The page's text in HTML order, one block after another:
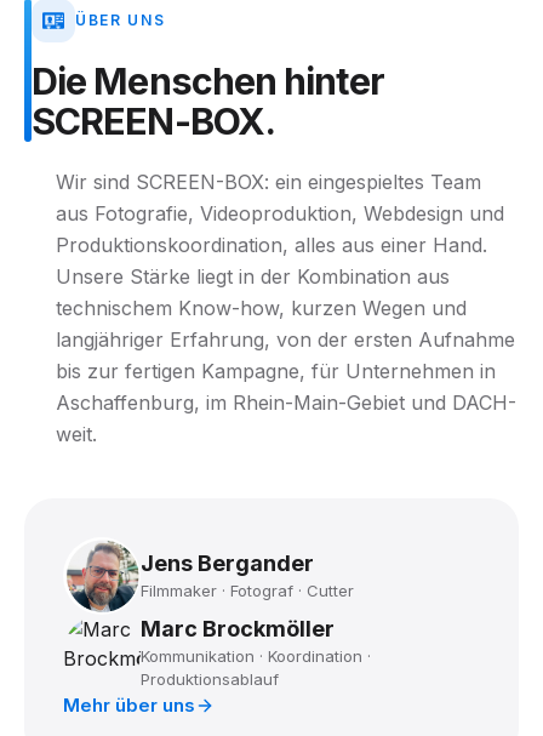
ÜBER UNS
Die Menschen hinter
SCREEN-BOX.
Wir sind SCREEN-BOX: ein eingespieltes Team
aus Fotografie, Videoproduktion, Webdesign und
Produktionskoordination, alles aus einer Hand.
Unsere Stärke liegt in der Kombination aus
technischem Know-how, kurzen Wegen und
langjähriger Erfahrung, von der ersten Aufnahme
bis zur fertigen Kampagne, für Unternehmen in
Aschaffenburg, im Rhein-Main-Gebiet und DACH-
weit.
Jens Bergander
Filmmaker · Fotograf · Cutter
Marc Brockmöller
Kommunikation · Koordination ·
Produktionsablauf
Mehr über uns